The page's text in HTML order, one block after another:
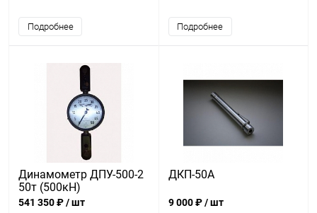
Подробнее Подробнее
Динамометр ДПУ-500-2
50т (500кН)
541 350 ₽/ шт
ДКП-50А
9 000 ₽/ шт